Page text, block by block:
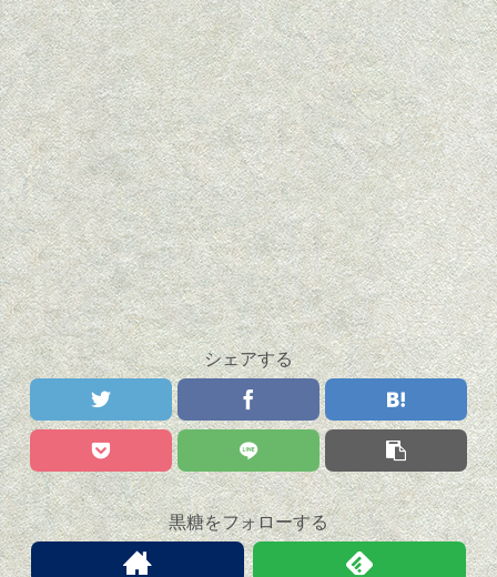
シェアする
黒糖をフォローする